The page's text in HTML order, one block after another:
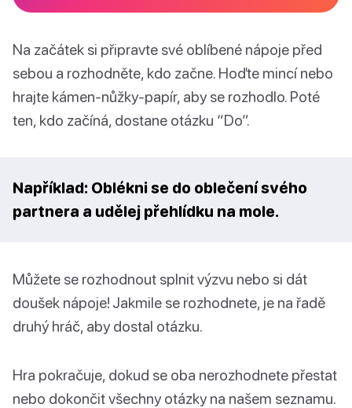
Na začátek si připravte své oblíbené nápoje před
sebou a rozhodněte, kdo začne. Hoďte mincí nebo
hrajte kámen-nůžky-papír, aby se rozhodlo. Poté
ten, kdo začíná, dostane otázku “Do”.
Například: Oblékni se do oblečení svého
partnera a udělej přehlídku na mole.
Můžete se rozhodnout splnit výzvu nebo si dát
doušek nápoje! Jakmile se rozhodnete, je na řadě
druhý hráč, aby dostal otázku.
Hra pokračuje, dokud se oba nerozhodnete přestat
nebo dokončit všechny otázky na našem seznamu.